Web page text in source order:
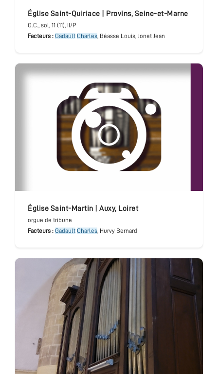
église Saint-Quiriace Provins, Seine-et-Marne
O.C., sol , 11 (11), II/P
Facteurs : Gadault Charles, Béasse Louis, Jonet Jean
église Saint-Martin Auxy, Loiret
orgue de tribune
Facteurs : Gadault Charles, Hurvy Bernard